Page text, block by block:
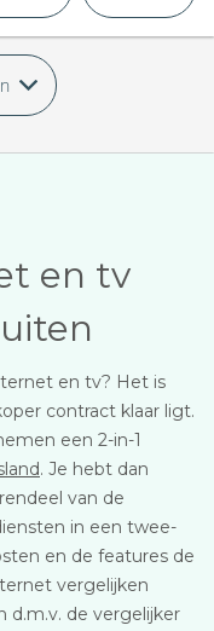
en tv
en tv? Het is
contract klaar ligt.
een 2-in-1
. Je hebt dan
van de
in een twee-
en de features de
vergelijken
d.m.v. de vergelijker